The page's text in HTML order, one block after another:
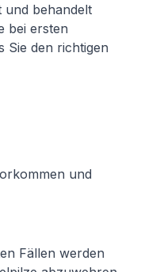
und behandelt
bei ersten
Sie den richtigen
und
Fällen werden